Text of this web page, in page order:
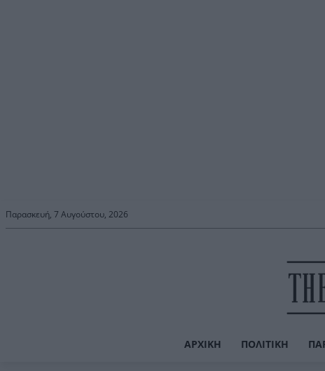
Παρασκευή, 7 Αυγούστου, 2026
ΑΡΧΙΚΉ ΠΟΛΙΤΙΚΉ